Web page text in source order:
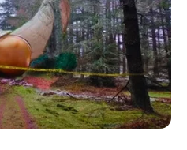
performance logs.
→